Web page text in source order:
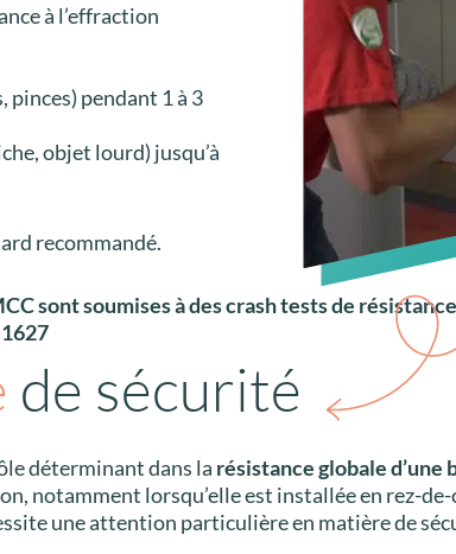
à l’effraction
pinces) pendant 1 à 3
objet lourd) jusqu’à
recommandé.
sont soumises à descrash tests de
de sécurité
déterminant dans la résistance globale d’une
notamment lorsqu’elle est installée en rez-de-
une attention particulière en matière de